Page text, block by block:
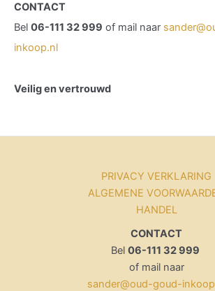
CONTACT
Bel 06-111 32 999 of mail naar
inkoop.nl
Veilig en vertrouwd
PRIVACY VERKLARING
ALGEMENE
HANDEL
CONTACT
Bel 06-111 32 999
of mail naar
sander@oud-goud-